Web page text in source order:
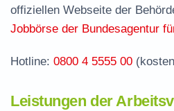
Häufige Fragen rund
offiziellen Webseite der
Jobbörse der Bundesagentur
Hotline: 0800 4 5555 00
Leistungen der